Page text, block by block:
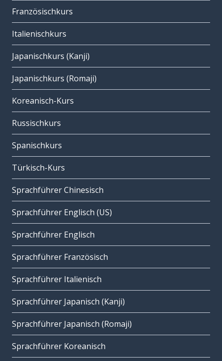
Französischkurs
Italienischkurs
Japanischkurs (Kanji)
Japanischkurs (Romaji)
Koreanisch-Kurs
Russischkurs
Spanischkurs
Türkisch-Kurs
Sprachführer Chinesisch
Sprachführer Englisch (US)
Sprachführer Englisch
Sprachführer Französisch
Sprachführer Italienisch
Sprachführer Japanisch (Kanji)
Sprachführer Japanisch (Romaji)
Sprachführer Koreanisch